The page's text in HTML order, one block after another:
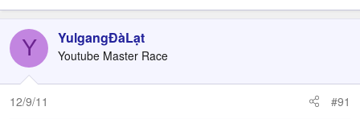
Y YulgangĐàLạt
Youtube Master Race
12/9/11 #91